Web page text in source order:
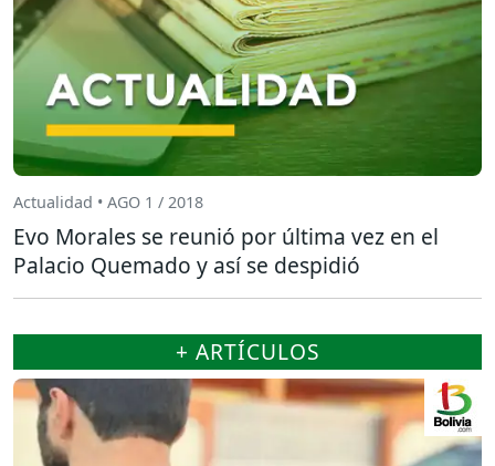
Actualidad • AGO 1 / 2018
Evo Morales se reunió por última vez en el
Palacio Quemado y así se despidió
+ ARTÍCULOS